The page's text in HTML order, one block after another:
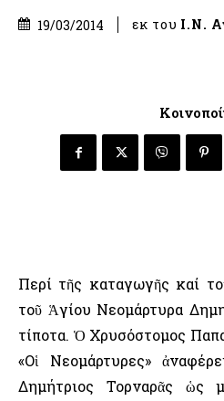
19/03/2014 εκ του Ι.Ν.
Περί τῆς καταγωγῆς καί
τοῦ Ἁγίου Νεομάρτυρα
τίποτα. Ὁ Χρυσόστομος
«Οἱ Νεομάρτυρες»
Δημήτριος Τορναρᾶς ὡς